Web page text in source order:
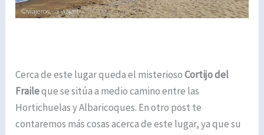
Cerca de este lugar queda el misteriosoCortijo del
Fraileque se sitúa a medio camino entre las
Hortichuelas y Albaricoques. En otro post te
contaremos más cosas acerca de este lugar, ya que su